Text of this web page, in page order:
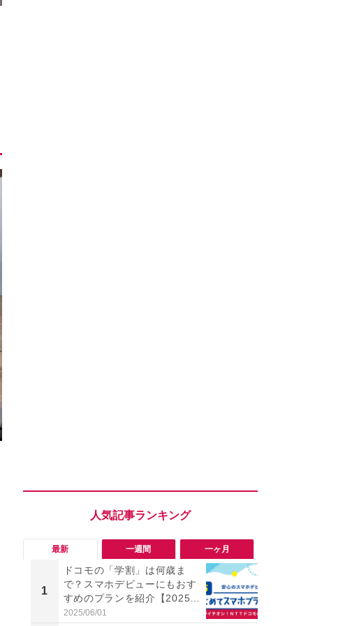
最新 一週間 一ヶ月
1
ドコモの「学割」は何歳ま
で？スマホデビューにもおす
すめのプランを紹介【2025年
最新】
2025/06/01